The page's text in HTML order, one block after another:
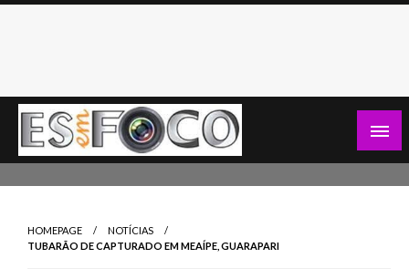
Skip
HOMEPAGE
NOTÍCIAS
TUBARÃO DE CAPTURADO EM MEAÍPE, GUARAPARI